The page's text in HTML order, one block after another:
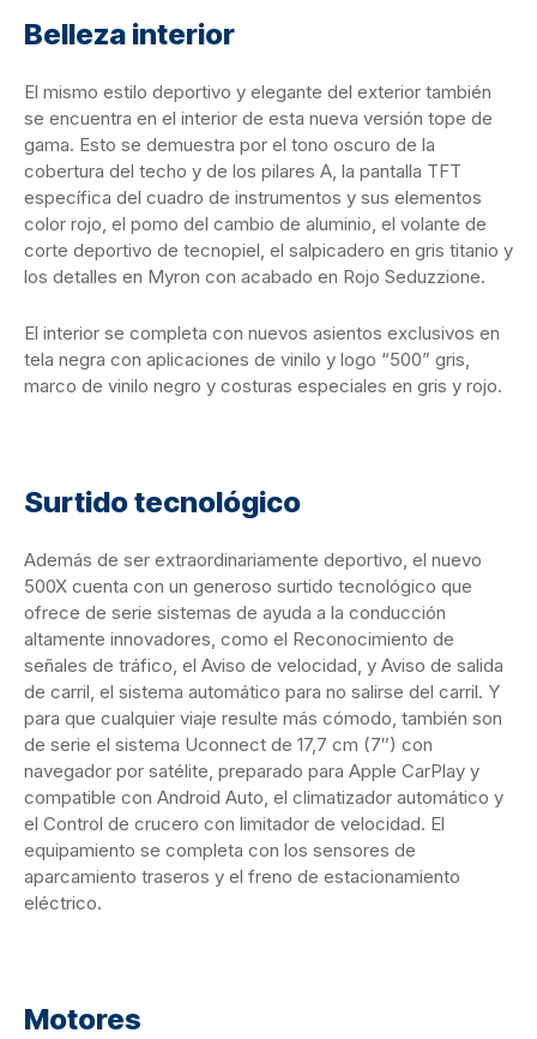
Belleza interior
El mismo estilo deportivo y elegante del exterior también
se encuentra en el interior de esta nueva versión tope de
gama. Esto se demuestra por el tono oscuro de la
cobertura del techo y de los pilares A, la pantalla TFT
específica del cuadro de instrumentos y sus elementos
color rojo, el pomo del cambio de aluminio, el volante de
corte deportivo de tecnopiel, el salpicadero en gris titanio y
los detalles en Myron con acabado en Rojo Seduzzione.
El interior se completa con nuevos asientos exclusivos en
tela negra con aplicaciones de vinilo y logo “500” gris,
marco de vinilo negro y costuras especiales en gris y rojo.
Surtido tecnológico
Además de ser extraordinariamente deportivo, el nuevo
500X cuenta con un generoso surtido tecnológico que
ofrece de serie sistemas de ayuda a la conducción
altamente innovadores, como el Reconocimiento de
señales de tráfico, el Aviso de velocidad, y Aviso de salida
de carril, el sistema automático para no salirse del carril. Y
para que cualquier viaje resulte más cómodo, también son
de serie el sistema Uconnect de 17,7 cm (7″) con
navegador por satélite, preparado para Apple CarPlay y
compatible con Android Auto, el climatizador automático y
el Control de crucero con limitador de velocidad. El
equipamiento se completa con los sensores de
aparcamiento traseros y el freno de estacionamiento
eléctrico.
Motores